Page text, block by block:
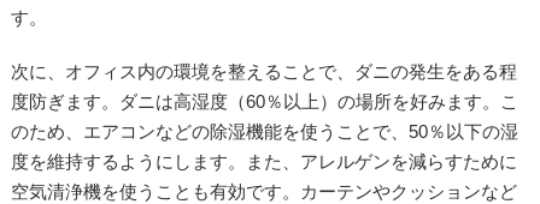
す。
次に、オフィス内の環境を整えることで、ダニの発生をある程
度防ぎます。ダニは高湿度（60％以上）の場所を好みます。こ
のため、エアコンなどの除湿機能を使うことで、50％以下の湿
度を維持するようにします。また、アレルゲンを減らすために
空気清浄機を使うことも有効です。カーテンやクッションなど